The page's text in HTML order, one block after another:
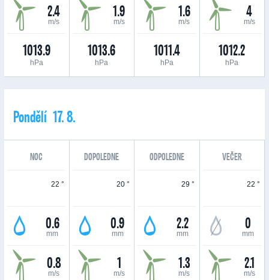
2.4
m/s
1013.9
hPa
1.9
m/s
1013.6
hPa
1.6
m/s
1011.4
hPa
4
m/s
1012.2
hPa
Pondělí 17. 8.
NOC DOPOLEDNE ODPOLEDNE VEČER
22 °
0.6
mm
0.8
m/s
20 °
0.9
mm
1
m/s
29 °
2.2
mm
1.3
m/s
22 °
0
mm
2.1
m/s